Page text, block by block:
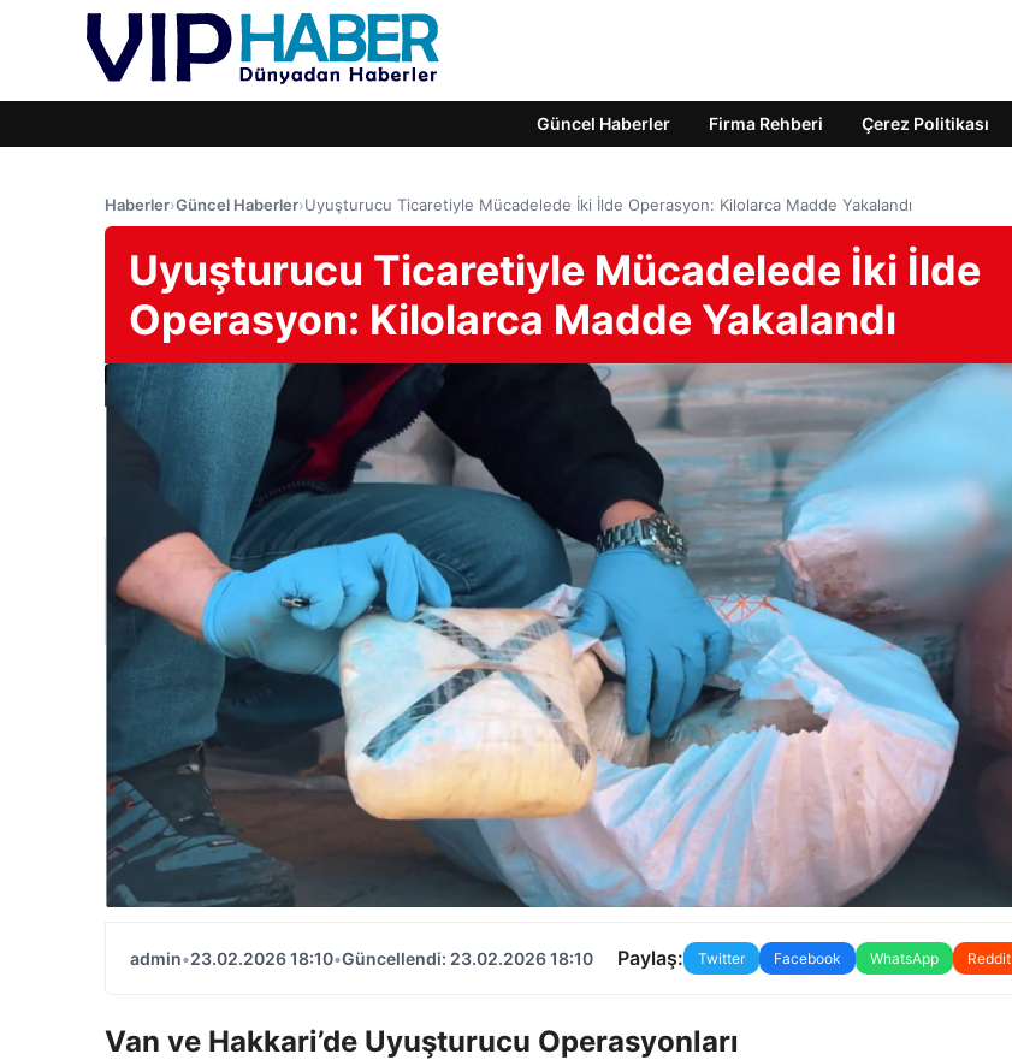
Güncel Haberler Firma Rehberi Çerez Politikası
Haberler›Güncel Haberler›Uyuşturucu Ticaretiyle Mücadelede İki İlde Operasyon: Kilolarca Madde Yakalandı
Uyuşturucu Ticaretiyle Mücadelede İki İlde
Operasyon: Kilolarca Madde Yakalandı
admin•23.02.2026 18:10•Güncellendi: 23.02.2026 18:10 Paylaş: Twitter Facebook WhatsApp Reddit
Van ve Hakkari’de Uyuşturucu Operasyonları